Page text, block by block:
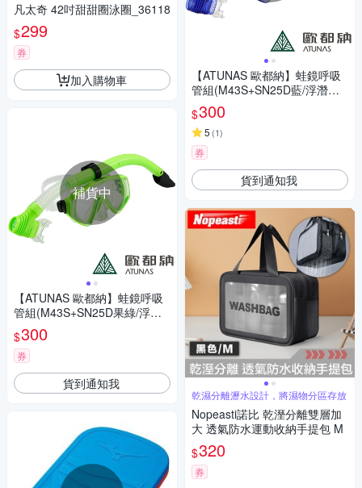
凡太奇 42吋甜甜圈泳圈_36118
$299
券
加入購物車
補貨中
【ATUNAS 歐都納】蛙鏡呼吸
管組(M43S+SN25D果綠/浮潛
配件/水上用品)
$300
券
貨到通知我
【ATUNAS 歐都納】蛙鏡呼吸
管組(M43S+SN25D藍/浮潛配
件/水上用品)
$300
5 (1)
券
貨到通知我
乾濕分離瀝水設計，將濕物分區存放
Nopeasti諾比 乾溼分離雙層加
大 透氣防水運動收納手提包 M
$320
券